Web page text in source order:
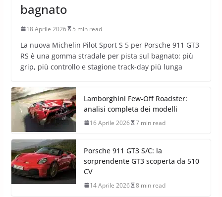
bagnato
18 Aprile 2026 5 min read
La nuova Michelin Pilot Sport S 5 per Porsche 911 GT3
RS è una gomma stradale per pista sul bagnato: più
grip, più controllo e stagione track-day più lunga
Lamborghini Few-Off Roadster:
analisi completa dei modelli
16 Aprile 2026 7 min read
Porsche 911 GT3 S/C: la
sorprendente GT3 scoperta da 510
CV
14 Aprile 2026 8 min read